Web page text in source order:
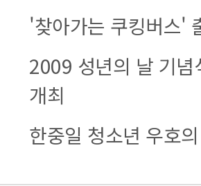
'찾아가는 쿠킹버스'
2009 성년의 날 기념
개최
한중일 청소년 우호